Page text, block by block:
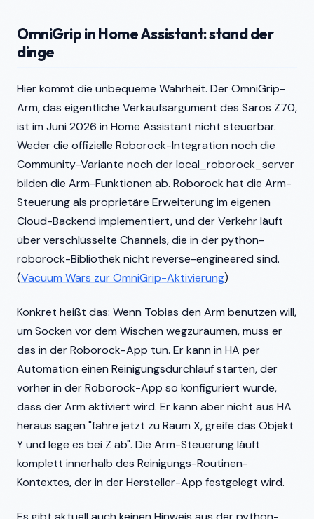
OmniGrip in Home Assistant: stand der
dinge
Hier kommt die unbequeme Wahrheit. Der OmniGrip-
Arm, das eigentliche Verkaufsargument des Saros Z70,
ist im Juni 2026 in Home Assistant nicht steuerbar.
Weder die offizielle Roborock-Integration noch die
Community-Variante noch der local_roborock_server
bilden die Arm-Funktionen ab. Roborock hat die Arm-
Steuerung als proprietäre Erweiterung im eigenen
Cloud-Backend implementiert, und der Verkehr läuft
über verschlüsselte Channels, die in der python-
roborock-Bibliothek nicht reverse-engineered sind.
(Vacuum Wars zur OmniGrip-Aktivierung)
Konkret heißt das: Wenn Tobias den Arm benutzen will,
um Socken vor dem Wischen wegzuräumen, muss er
das in der Roborock-App tun. Er kann in HA per
Automation einen Reinigungsdurchlauf starten, der
vorher in der Roborock-App so konfiguriert wurde,
dass der Arm aktiviert wird. Er kann aber nicht aus HA
heraus sagen "fahre jetzt zu Raum X, greife das Objekt
Y und lege es bei Z ab". Die Arm-Steuerung läuft
komplett innerhalb des Reinigungs-Routinen-
Kontextes, der in der Hersteller-App festgelegt wird.